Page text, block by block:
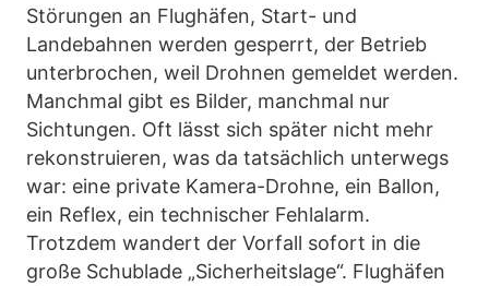
Störungen an Flughäfen, Start- und
Landebahnen werden gesperrt, der Betrieb
unterbrochen, weil Drohnen gemeldet werden.
Manchmal gibt es Bilder, manchmal nur
Sichtungen. Oft lässt sich später nicht mehr
rekonstruieren, was da tatsächlich unterwegs
war: eine private Kamera-Drohne, ein Ballon,
ein Reflex, ein technischer Fehlalarm.
Trotzdem wandert der Vorfall sofort in die
große Schublade „Sicherheitslage“. Flughäfen